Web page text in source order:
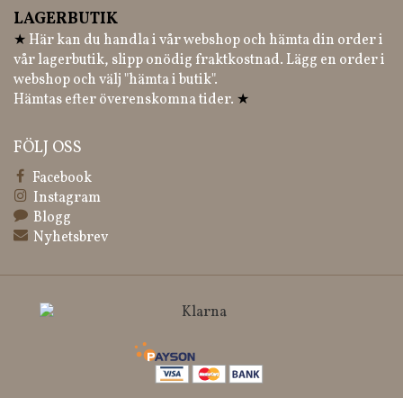
LAGERBUTIK
★ Här kan du handla i vår webshop och hämta din order i
vår lagerbutik, slipp onödig fraktkostnad. Lägg en order i
webshop och välj "hämta i butik".
Hämtas efter överenskomna tider. ★
FÖLJ OSS
Facebook
Instagram
Blogg
Nyhetsbrev